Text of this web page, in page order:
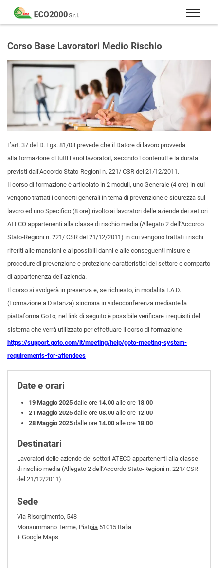
Eco
2000
Formazione
consulenza
per
sicurezza
lavoro
–
81/08
Corso Base Lavoratori Medio Rischio
L’art. 37 del D. Lgs. 81/08 prevede che il Datore di lavoro provveda
alla formazione di tutti i suoi lavoratori, secondo i contenuti e la durata
previsti dall’Accordo Stato-Regioni n. 221/ CSR del 21/12/2011.
Il corso di formazione è articolato in 2 moduli, uno Generale (4 ore) in cui
vengono trattati i concetti generali in tema di prevenzione e sicurezza sul
lavoro ed uno Specifico (8 ore) rivolto ai lavoratori delle aziende dei settori
ATECO appartenenti alla classe di rischio media (Allegato 2 dell’Accordo
Stato-Regioni n. 221/ CSR del 21/12/2011) in cui vengono trattati i rischi
riferiti alle mansioni e ai possibili danni e alle conseguenti misure e
procedure di prevenzione e protezione caratteristici del settore o comparto
di appartenenza dell’azienda.
Il corso si svolgerà in presenza e, se richiesto, in modalità F.A.D.
(Formazione a Distanza) sincrona in videoconferenza mediante la
piattaforma GoTo; nel link di seguito è possibile verificare i requisiti del
sistema che verrà utilizzato per effettuare il corso di formazione
https://support.goto.com/it/meeting/help/goto-meeting-system-
requirements-for-attendees
Date e orari
19 Maggio 2025 dalle ore 14.00 alle ore 18.00
21 Maggio 2025 dalle ore08.00 alle ore 12.00
28 Maggio 2025 dalle ore 14.00 alle ore 18.00
Destinatari
Lavoratori delle aziende dei settori ATECO appartenenti alla classe
di rischio media (Allegato 2 dell’Accordo Stato-Regioni n. 221/ CSR
del 21/12/2011)
Sede
Via Risorgimento, 548
Monsummano Terme, Pistoia 51015 Italia
+ Google Maps